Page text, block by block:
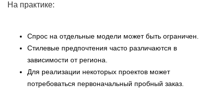
На практике:
Спрос на отдельные модели может быть ограничен.
Стилевые предпочтения часто различаются в
зависимости от региона.
Для реализации некоторых проектов может
потребоваться первоначальный пробный заказ.